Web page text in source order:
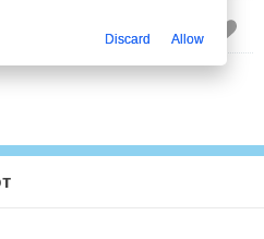
Discard Allow